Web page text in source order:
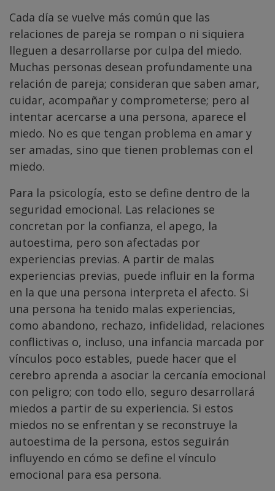
Cada día se vuelve más común que las
relaciones de pareja se rompan o ni siquiera
lleguen a desarrollarse por culpa del miedo.
Muchas personas desean profundamente una
relación de pareja; consideran que saben amar,
cuidar, acompañar y comprometerse; pero al
intentar acercarse a una persona, aparece el
miedo. No es que tengan problema en amar y
ser amadas, sino que tienen problemas con el
miedo.
Para la psicología, esto se define dentro de la
seguridad emocional. Las relaciones se
concretan por la confianza, el apego, la
autoestima, pero son afectadas por
experiencias previas. A partir de malas
experiencias previas, puede influir en la forma
en la que una persona interpreta el afecto. Si
una persona ha tenido malas experiencias,
como abandono, rechazo, infidelidad, relaciones
conflictivas o, incluso, una infancia marcada por
vínculos poco estables, puede hacer que el
cerebro aprenda a asociar la cercanía emocional
con peligro; con todo ello, seguro desarrollará
miedos a partir de su experiencia. Si estos
miedos no se enfrentan y se reconstruye la
autoestima de la persona, estos seguirán
influyendo en cómo se define el vínculo
emocional para esa persona.